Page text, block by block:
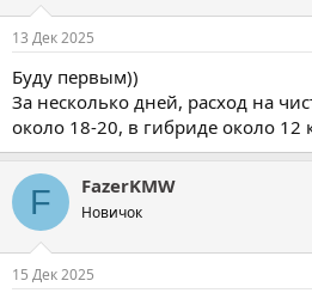
13 Дек 2025
Буду первым))
За несколько дней, расход на
около 18-20, в гибриде около 12
F FazerKMW
Новичок
15 Дек 2025